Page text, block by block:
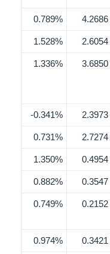
4.2686
0.789%
2.6054
1.528%
3.6850
1.336%
2.3973
0.341%-
2.7274
0.731%
0.4954
1.350%
0.3547
0.882%
0.2152
0.749%
0.3421
0.974%